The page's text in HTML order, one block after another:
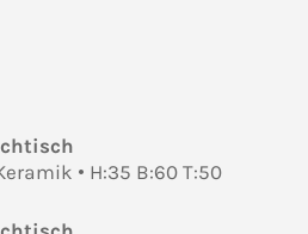
• H:35 B:60 T:50